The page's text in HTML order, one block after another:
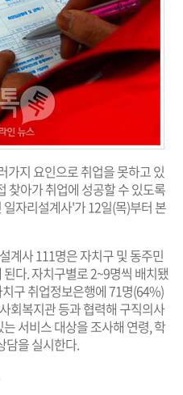
가지 요인으로 취업을 못하고 있
찾아가 취업에 성공할 수 있도록
자리설계사'가 12일(목)부터 본
계사 111명은 자치구 및 동주민
다. 자치구별로 2~9명씩 배치됐
구 취업정보은행에 71명(64%)
회복지관 등과 협력해 구직의사
서비스 대상을 조사해 연령, 학
담을 실시한다.